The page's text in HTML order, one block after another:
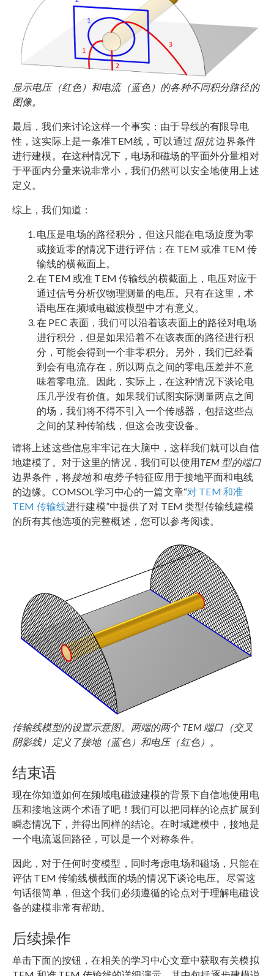
显示电压（红色）和电流（蓝色）的各种不同积分路径的
图像。
最后，我们来讨论这样一个事实：由于导线的有限导电
性，这实际上是一条准TEM线，可以通过 阻抗边界条件
进行建模。在这种情况下，电场和磁场的平面外分量相对
于平面内分量来说非常小，我们仍然可以安全地使用上述
定义。
综上，我们知道：
电压是电场的路径积分，但这只能在电场旋度为零
或接近零的情况下进行评估：在 TEM 或准 TEM 传
输线的横截面上。
在 TEM 或准 TEM 传输线的横截面上，电压对应于
通过信号分析仪物理测量的电压。只有在这里，术
语电压在频域电磁波模型中才有意义。
在 PEC 表面，我们可以沿着该表面上的路径对电场
进行积分，但是如果沿着不在该表面的路径进行积
分，可能会得到一个非零积分。另外，我们已经看
到会有电流存在，所以两点之间的零电压差并不意
味着零电流。因此，实际上，在这种情况下谈论电
压几乎没有价值。如果我们试图实际测量两点之间
的场，我们将不得不引入一个传感器，包括这些点
之间的某种传输线，但这会改变设备。
请将上述这些信息牢牢记在大脑中，这样我们就可以自信
地建模了。对于这里的情况，我们可以使用TEM 型的端口
边界条件，将接地和电势子特征应用于接地平面和电线
的边缘。COMSOL学习中心的一篇文章“对 TEM 和准
TEM 传输线进行建模”中提供了对 TEM 类型传输线建模
的所有其他选项的完整概述，您可以参考阅读。
传输线模型的设置示意图。两端的两个 TEM 端口（交叉
阴影线）定义了接地（蓝色）和电压（红色）。
结束语
现在你知道如何在频域电磁波建模的背景下自信地使用电
压和接地这两个术语了吧！我们可以把同样的论点扩展到
瞬态情况下，并得出同样的结论。在时域建模中，接地是
一个电流返回路径，可以是一个对称条件。
因此，对于任何时变模型，同时考虑电场和磁场，只能在
评估 TEM 传输线横截面的场的情况下谈论电压。尽管这
句话很简单，但这个我们必须遵循的论点对于理解电磁设
备的建模非常有帮助。
后续操作
单击下面的按钮，在相关的学习中心文章中获取有关模拟